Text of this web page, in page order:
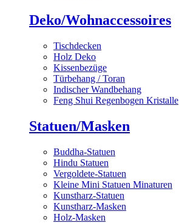
Deko/Wohnaccessoires
Tischdecken
Holz Deko
Kissenbezüge
Türbehang / Toran
Indischer Wandbehang
Feng Shui Regenbogen Kristalle
Statuen/Masken
Buddha-Statuen
Hindu Statuen
Vergoldete-Statuen
Kleine Mini Statuen Minaturen
Kunstharz-Statuen
Kunstharz-Masken
Holz-Masken